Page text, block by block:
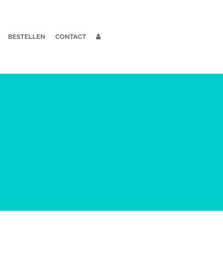
BESTELLEN CONTACT